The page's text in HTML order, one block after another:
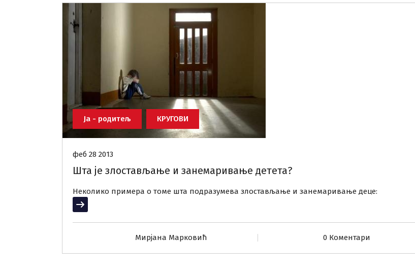
Ја - родитељ КРУГОВИ
феб 28 2013
Шта је злостављање и занемаривање детета?
Неколико примера о томе шта подразумева злостављање и занемаривање деце:
Прочитај више
Мирјана Марковић 0 Коментари